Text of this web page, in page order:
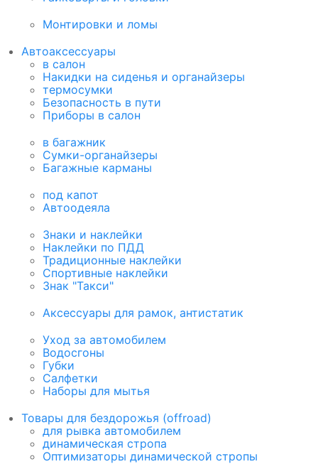
Монтировки и ломы
Автоаксессуары
в салон
Накидки на сиденья и органайзеры
термосумки
Безопасность в пути
Приборы в салон
в багажник
Сумки-органайзеры
Багажные карманы
под капот
Автоодеяла
Знаки и наклейки
Наклейки по ПДД
Традиционные наклейки
Спортивные наклейки
Знак "Такси"
Аксессуары для рамок, антистатик
Уход за автомобилем
Водосгоны
Губки
Салфетки
Наборы для мытья
Товары для бездорожья (offroad)
для рывка автомобилем
динамическая стропа
Оптимизаторы динамической стропы